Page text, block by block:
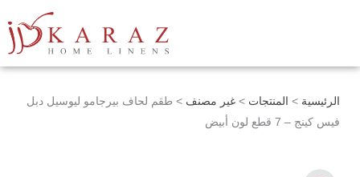
الرئيسية > المنتجات > غير مصنف > طقم لحاف بيرجامو ليوسيل دبل
فيس كينج – 7 قطع لون أبيض